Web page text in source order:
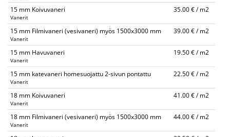
15 mm Koivuvaneri
Vanerit
35.00 € / m2
15 mm Filmivaneri (vesivaneri) myös 1500x3000 mm
Vanerit
39.00 € / m2
15 mm Havuvaneri
Vanerit
19.50 € / m2
15 mm katevaneri homesuojattu 2-sivun pontattu
Vanerit
22.50 € / m2
18 mm Koivuvaneri
Vanerit
41.00 € / m2
18 mm Filmivaneri (vesivaneri) myös 1500x3000 mm
Vanerit
44.00 € / m2